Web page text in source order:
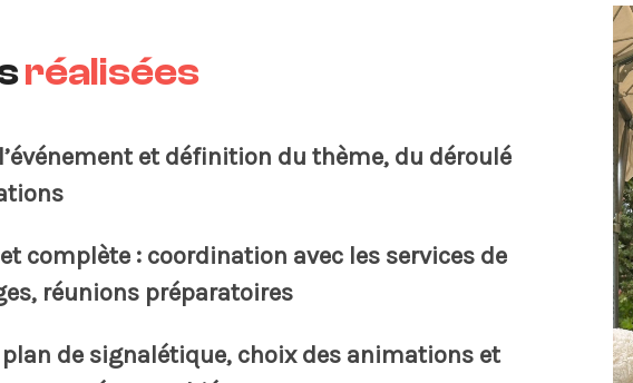
réalisées
et définition du thème, du déroulé
complète : coordination avec les services de
réunions préparatoires
de signalétique, choix des animations et